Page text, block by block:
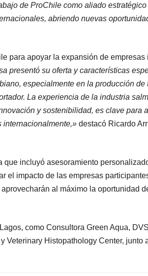
de ProChile como aliado
abriendo nuevas
para apoyar la expansión de empresas
presentó su oferta y características
especialmente en la producción de
La experiencia de la industria
y sostenibilidad, es clave para
internacionalmente,» destacó Ricardo
incluyó asesoramiento
el impacto de las empresas
al máximo la oportunidad
como Consultora Green Aqua,
Veterinary Histopathology Center, junto